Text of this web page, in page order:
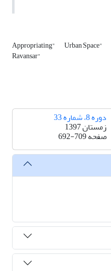
Appropriating" Urban Space"
Ravansar"
دوره 8، شماره 33
زمستان 1397
صفحه692-709